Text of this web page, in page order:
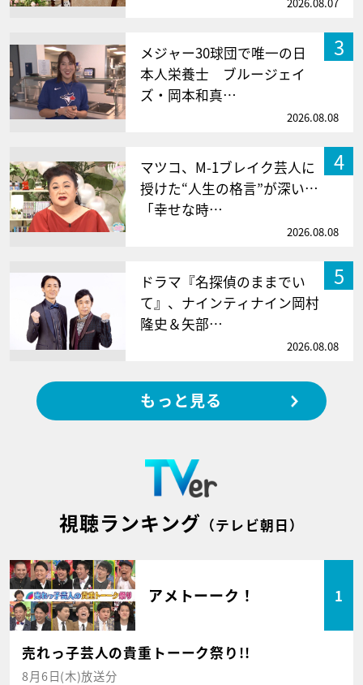
3
メジャー30球団で唯一の日
本人栄養士 ブルージェイ
ズ・岡本和真…
2026.08.08
4
マツコ、M-1ブレイク芸人に
授けた“人生の格言”が深い…
「幸せな時…
2026.08.08
5
ドラマ『名探偵のままでい
て』、ナインティナイン岡村
隆史＆矢部…
2026.08.08
もっと見る
視聴ランキング （テレビ朝日）
アメトーーク！ 1
売れっ子芸人の貴重トーーク祭り!!
8月6日(木)放送分